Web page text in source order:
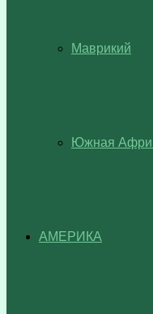
Маврикий
Южная
АМЕРИКА